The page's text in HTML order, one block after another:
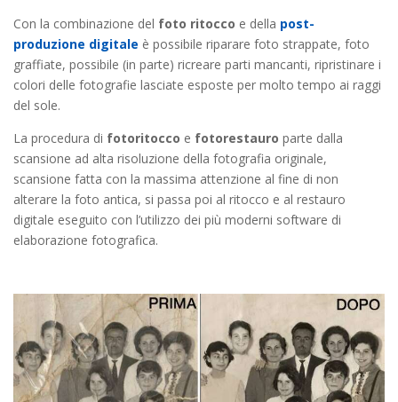
Con la combinazione del foto ritocco e della post-
produzione digitale è possibile riparare foto strappate, foto
graffiate, possibile (in parte) ricreare parti mancanti, ripristinare i
colori delle fotografie lasciate esposte per molto tempo ai raggi
del sole.
La procedura di fotoritocco e fotorestauro parte dalla
scansione ad alta risoluzione della fotografia originale,
scansione fatta con la massima attenzione al fine di non
alterare la foto antica, si passa poi al ritocco e al restauro
digitale eseguito con l’utilizzo dei più moderni software di
elaborazione fotografica.